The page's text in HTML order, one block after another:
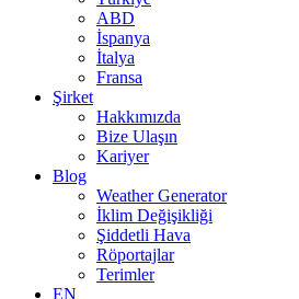
ABD
İspanya
İtalya
Fransa
Şirket
Hakkımızda
Bize Ulaşın
Kariyer
Blog
Weather Generator
İklim Değişikliği
Şiddetli Hava
Röportajlar
Terimler
EN